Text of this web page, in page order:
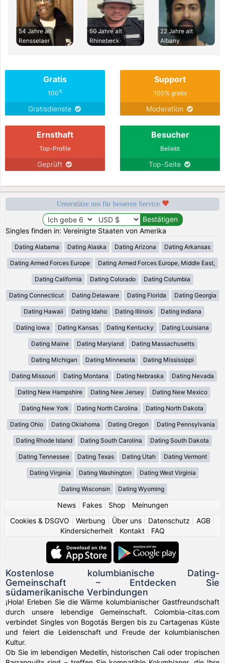
54 Jahre alt
Rensselaer
50 Jahre alt
Rhinebeck
22 Jahre alt
Albany
Gratis
100%
Gratisdienste
Support
100% gratis
Moderation
Ernsthaft
Top-Profile
Geprüft
Besucher
Beliebt
Top-Seite
Unterstütze uns für besseren Service
Singles finden in: Vereinigte Staaten von Amerika
Dating Alabama Dating Alaska Dating Arizona Dating Arkansas
Dating Armed Forces Europe Dating Armed Forces Europe, Middle East,
Dating California Dating Colorado Dating Columbia
Dating Connecticut Dating Delaware Dating Florida Dating Georgia
Dating Hawaii Dating Idaho Dating Illinois Dating Indiana
Dating Iowa Dating Kansas Dating Kentucky Dating Louisiana
Dating Maine Dating Maryland Dating Massachusetts
Dating Michigan Dating Minnesota Dating Mississippi
Dating Missouri Dating Montana Dating Nebraska Dating Nevada
Dating New Hampshire Dating New Jersey Dating New Mexico
Dating New York Dating North Carolina Dating North Dakota
Dating Ohio Dating Oklahoma Dating Oregon Dating Pennsylvania
Dating Rhode Island Dating South Carolina Dating South Dakota
Dating Tennessee Dating Texas Dating Utah Dating Vermont
Dating Virginia Dating Washington Dating West Virginia
Dating Wisconsin Dating Wyoming
News| Fakes| Shop
Meinungen
Cookies & DSGVO
Werbung Über uns Datenschutz AGB
Kindersicherheit
Kontakt FAQ
Kostenlose kolumbianische Dating-
Gemeinschaft – Entdecken Sie
südamerikanische Verbindungen
¡Hola! Erleben Sie die Wärme kolumbianischer Gastfreundschaft
durch unsere lebendige Gemeinschaft. Colombia-citas.com
verbindet Singles von Bogotás Bergen bis zu Cartagenas Küste
und feiert die Leidenschaft und Freude der kolumbianischen
Kultur.
Ob Sie im lebendigen Medellín, historischen Cali oder tropischen